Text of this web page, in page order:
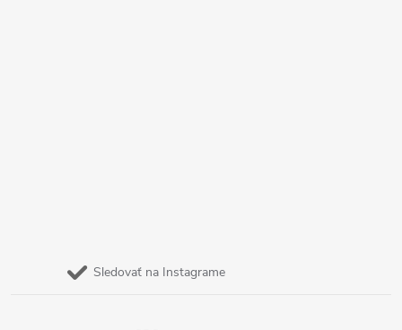
Sledovať na Instagrame